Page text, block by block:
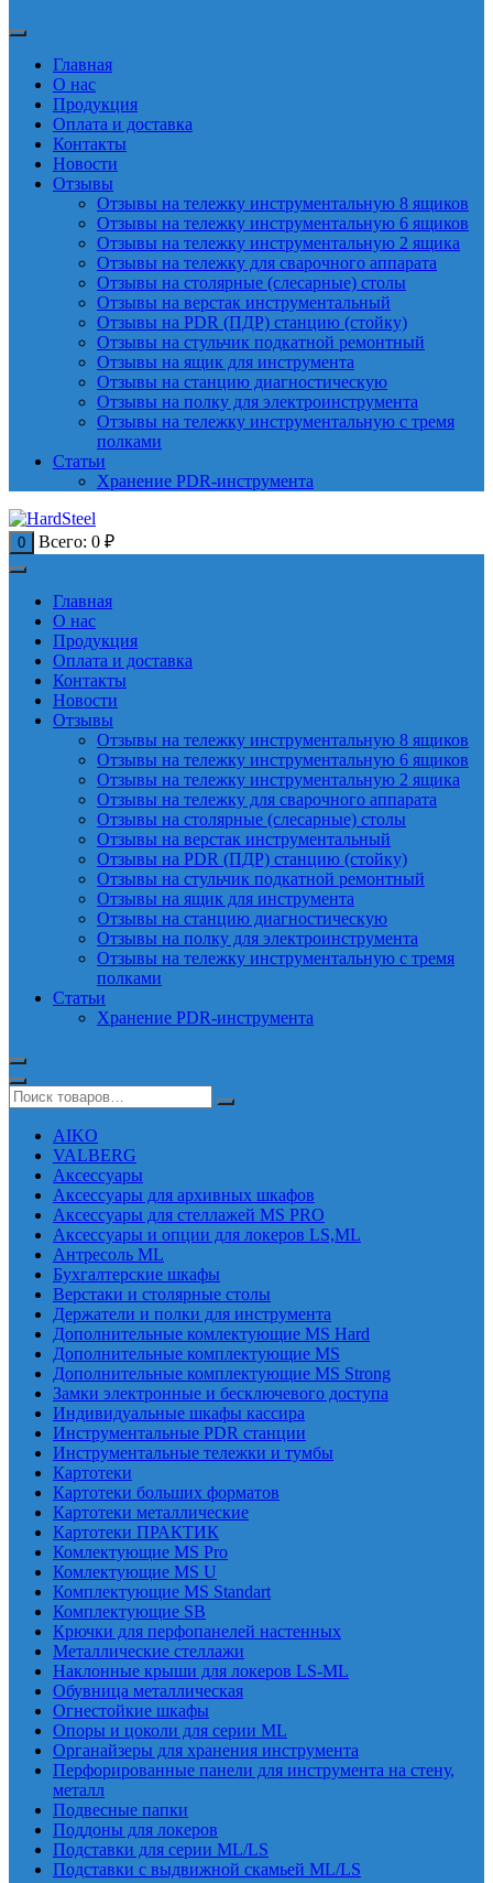
Главная
О нас
Продукция
Оплата и доставка
Контакты
Новости
Отзывы
Отзывы на тележку инструментальную 8 ящиков
Отзывы на тележку инструментальную 6 ящиков
Отзывы на тележку инструментальную 2 ящика
Отзывы на тележку для сварочного аппарата
Отзывы на столярные (слесарные) столы
Отзывы на верстак инструментальный
Отзывы на PDR (ПДР) станцию (стойку)
Отзывы на стульчик подкатной ремонтный
Отзывы на ящик для инструмента
Отзывы на станцию диагностическую
Отзывы на полку для электроинструмента
Отзывы на тележку инструментальную с тремя
полками
Статьи
Хранение PDR-инструмента
0 Всего: 0 ₽
Главная
О нас
Продукция
Оплата и доставка
Контакты
Новости
Отзывы
Отзывы на тележку инструментальную 8 ящиков
Отзывы на тележку инструментальную 6 ящиков
Отзывы на тележку инструментальную 2 ящика
Отзывы на тележку для сварочного аппарата
Отзывы на столярные (слесарные) столы
Отзывы на верстак инструментальный
Отзывы на PDR (ПДР) станцию (стойку)
Отзывы на стульчик подкатной ремонтный
Отзывы на ящик для инструмента
Отзывы на станцию диагностическую
Отзывы на полку для электроинструмента
Отзывы на тележку инструментальную с тремя
полками
Статьи
Хранение PDR-инструмента
AIKO
VALBERG
Аксессуары
Аксессуары для архивных шкафов
Аксессуары для стеллажей MS PRO
Аксессуары и опции для локеров LS,ML
Антресоль ML
Бухгалтерские шкафы
Верстаки и столярные столы
Держатели и полки для инструмента
Дополнительные комлектующие MS Hard
Дополнительные комплектующие MS
Дополнительные комплектующие MS Strong
Замки электронные и бесключевого доступа
Индивидуальные шкафы кассира
Инструментальные PDR станции
Инструментальные тележки и тумбы
Картотеки
Картотеки больших форматов
Картотеки металлические
Картотеки ПРАКТИК
Комлектующие MS Pro
Комлектующие MS U
Комплектующие MS Standart
Комплектующие SB
Крючки для перфопанелей настенных
Металлические стеллажи
Наклонные крыши для локеров LS-ML
Обувница металлическая
Огнестойкие шкафы
Опоры и цоколи для серии ML
Органайзеры для хранения инструмента
Перфорированные панели для инструмента на стену,
металл
Подвесные папки
Поддоны для локеров
Подставки для серии ML/LS
Подставки с выдвижной скамьей ML/LS